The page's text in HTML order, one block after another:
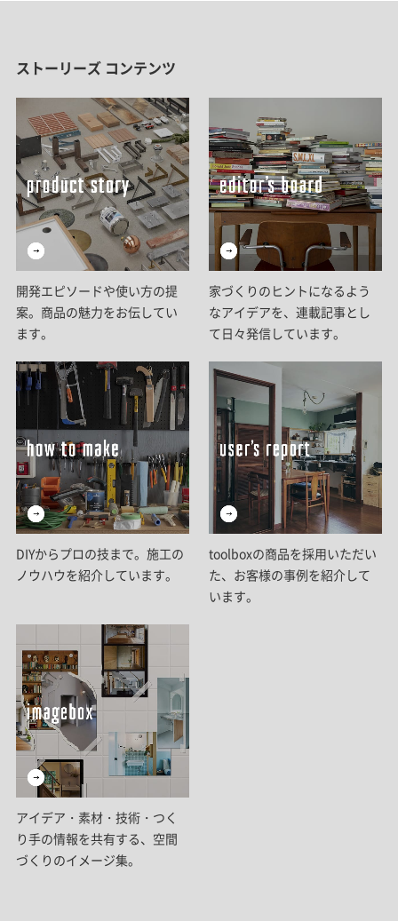
ストーリーズ コンテンツ
開発エピソードや使い方の提
案。商品の魅力をお伝してい
ます。
家づくりのヒントになるよう
なアイデアを、連載記事とし
て日々発信しています。
DIYからプロの技まで。施工の
ノウハウを紹介しています。
toolboxの商品を採用いただい
た、お客様の事例を紹介して
います。
アイデア・素材・技術・つく
り手の情報を共有する、空間
づくりのイメージ集。